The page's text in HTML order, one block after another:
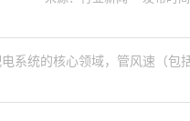
统的核心领域，管风速（包